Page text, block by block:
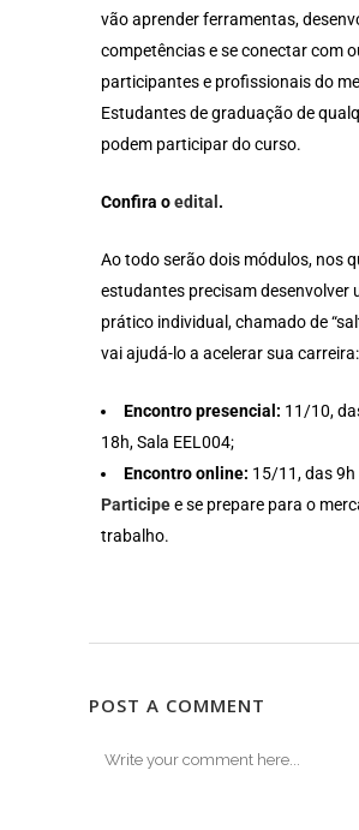
vão aprender ferramentas,
competências e se conectar com
participantes e profissionais do
Estudantes de graduação de
podem participar do curso.
Confira oedital .
Ao todo serão dois módulos, nos
estudantes precisam desenvolver
prático individual, chamado de
vai ajudá-lo a acelerar sua carreira:
Encontro presencial: 11/10,
18h, Sala EEL004;
Encontro online: 15/11, das 9h
Participee se prepare para o
trabalho.
POST A COMMENT